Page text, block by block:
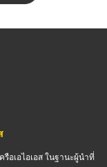
อเอไอเอส ในฐานะผู้นำที่